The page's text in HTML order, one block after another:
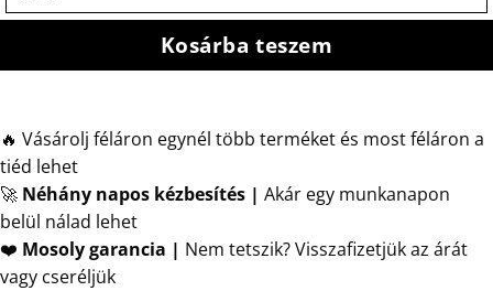
Kosárba teszem
🔥 Vásárolj féláron egynél több terméket és most féláron a
tiéd lehet
🚀 Néhány napos kézbesítés | Akár egy munkanapon
belül nálad lehet
❤️ Mosoly garancia | Nem tetszik? Visszafizetjük az árát
vagy cseréljük